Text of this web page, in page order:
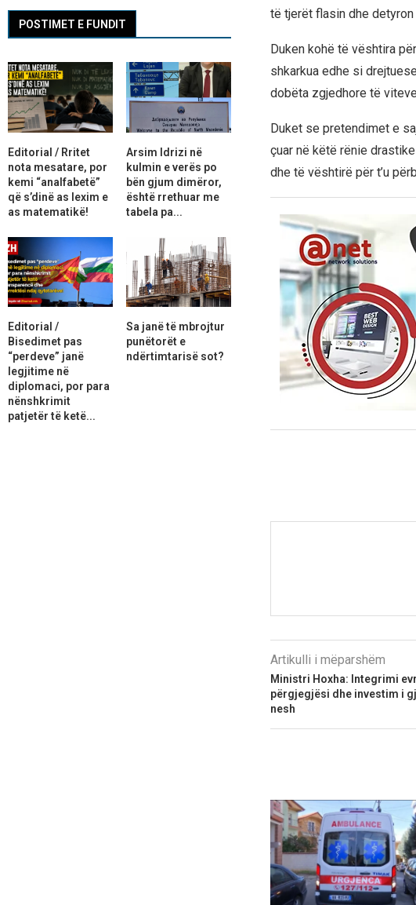
të tjerët flasin dhe
Duken kohë të vështira
shkarkua edhe si
dobëta zgjedhore të
Duket se pretendimet e
çuar në këtë rënie
dhe të vështirë për t’u
Artikulli i mëparshëm
Ministri Hoxha: Integrimi
përgjegjësi dhe investim i
nesh
POSTIMET E FUNDIT
Editorial / Rritet
nota mesatare, por
kemi “analfabetë”
që s’dinë as lexim e
as matematikë!
Arsim Idrizi në
kulmin e verës po
bën gjum dimëror,
është rrethuar me
tabela pa...
Editorial /
Bisedimet pas
“perdeve” janë
legjitime në
diplomaci, por para
nënshkrimit
patjetër të ketë...
Sa janë të mbrojtur
punëtorët e
ndërtimtarisë sot?